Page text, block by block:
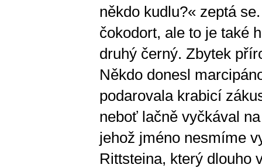
někdo kudlu?« zeptá
čokodort, ale to je také
druhý černý. Zbytek
Někdo donesl
podarovala krabicí
neboť lačně vyčkával
jehož jméno nesmíme
Rittsteina, který dlouho